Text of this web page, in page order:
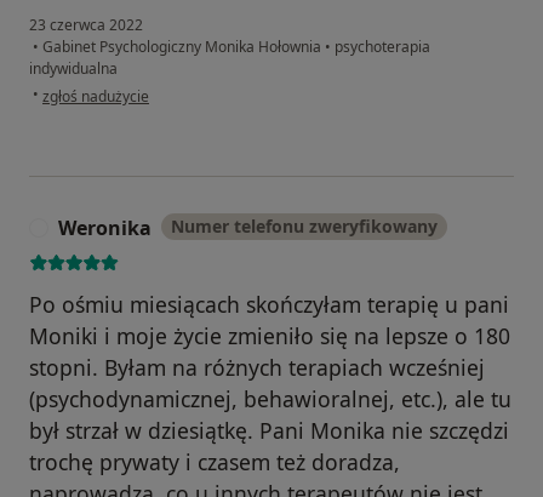
23 czerwca 2022
• Gabinet Psychologiczny Monika Hołownia • psychoterapia
indywidualna
• w opinii użytkownika Pacjent
zgłoś nadużycie
Weronika Numer telefonu zweryfikowany
Po ośmiu miesiącach skończyłam terapię u pani
Moniki i moje życie zmieniło się na lepsze o 180
stopni. Byłam na różnych terapiach wcześniej
(psychodynamicznej, behawioralnej, etc.), ale tu
był strzał w dziesiątkę. Pani Monika nie szczędzi
trochę prywaty i czasem też doradza,